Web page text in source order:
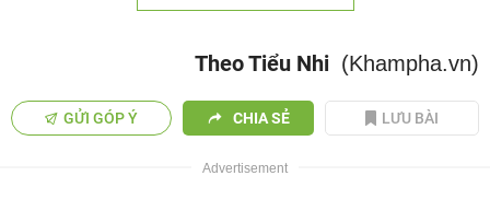
Theo Tiểu Nhi (Khampha.vn)
GỬI GÓP Ý CHIA SẺ LƯU BÀI